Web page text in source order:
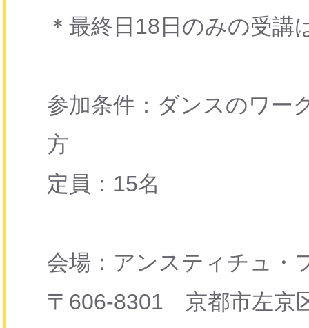
＊最終日18日のみの受講
参加条件：ダンスのワー
方
定員：15名
会場：アンスティチュ・
〒606-8301 京都市左京